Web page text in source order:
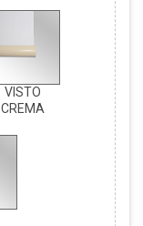
VISTO
CREMA